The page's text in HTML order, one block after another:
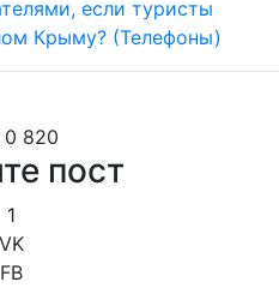
0 820
пост
1
VK
FB